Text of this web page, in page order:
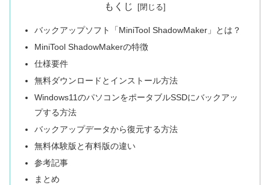
もくじ
バックアップソフト「MiniTool ShadowMaker」とは？
MiniTool ShadowMakerの特徴
仕様要件
無料ダウンロードとインストール方法
Windows11のパソコンをポータブルSSDにバックアッ
プする方法
バックアップデータから復元する方法
無料体験版と有料版の違い
参考記事
まとめ